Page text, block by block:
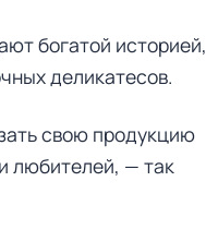
богатой историей,
деликатесов.
свою продукцию
любителей, — так